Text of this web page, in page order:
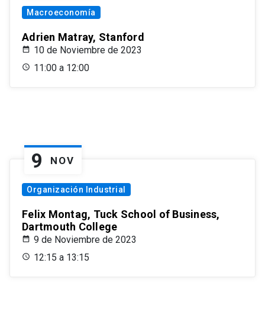
Macroeconomía
Adrien Matray, Stanford
10 de Noviembre de 2023
11:00 a 12:00
9 NOV
Organización Industrial
Felix Montag, Tuck School of Business,
Dartmouth College
9 de Noviembre de 2023
12:15 a 13:15